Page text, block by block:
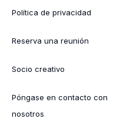
Política de privacidad
Reserva una reunión
Socio creativo
Póngase en contacto con
nosotros